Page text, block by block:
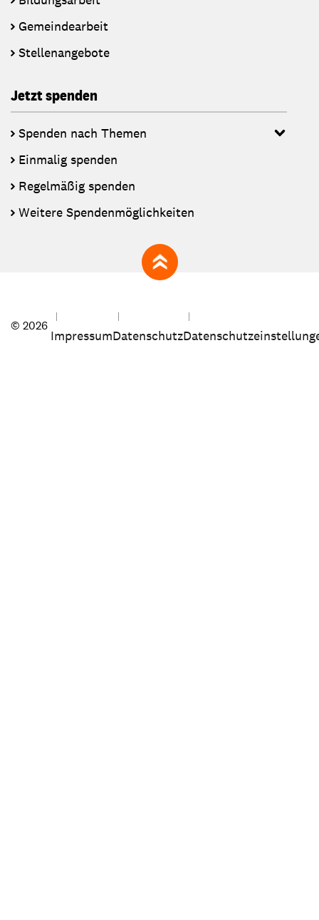
Gemeindearbeit
Stellenangebote
Jetzt spenden
Spenden nach Themen
Einmalig spenden
Regelmäßig spenden
Weitere Spendenmöglichkeiten
zum Seitenanfang
© 2026
ImpressumDatenschutz